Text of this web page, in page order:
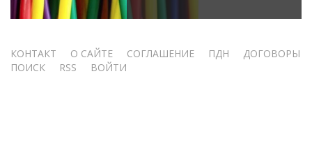
Меню
КОНТАКТ О САЙТЕ СОГЛАШЕНИЕ ПДН
ДОГОВОРЫ
ПОИСК
RSS ВОЙТИ